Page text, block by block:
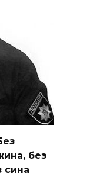
бeз
cинa